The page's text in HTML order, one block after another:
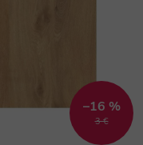
3 €
–16 %